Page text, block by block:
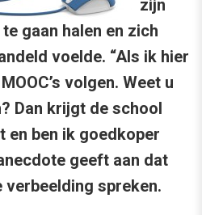
zijn
gaan halen en zich
voelde. “Als ik hier
volgen. Weet u
Dan krijgt de school
en ben ik goedkoper
geeft aan dat
verbeelding spreken.